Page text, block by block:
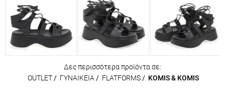
Δες περισσότερα προϊόντα σε:
OUTLET / ΓΥΝΑΙΚΕΙΑ / FLATFORMS / KOMIS & KOMIS